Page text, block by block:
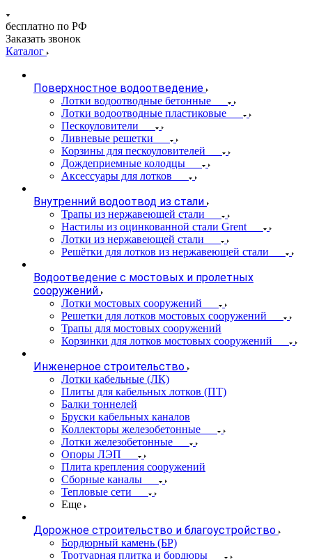
бесплатно по РФ
Заказать звонок
Каталог
Поверхностное водоотведение
Лотки водоотводные бетонные
Лотки водоотводные пластиковые
Пескоуловители
Ливневые решетки
Корзины для пескоуловителей
Дождеприемные колодцы
Аксессуары для лотков
Внутренний водоотвод из стали
Трапы из нержавеющей стали
Настилы из оцинкованной стали Grent
Лотки из нержавеющей стали
Решётки для лотков из нержавеющей стали
Водоотведение с мостовых и пролетных
сооружений
Лотки мостовых сооружений
Решетки для лотков мостовых сооружений
Трапы для мостовых сооружений
Корзинки для лотков мостовых сооружений
Инженерное строительство
Лотки кабельные (ЛК)
Плиты для кабельных лотков (ПТ)
Балки тоннелей
Бруски кабельных каналов
Коллекторы железобетонные
Лотки железобетонные
Опоры ЛЭП
Плита крепления сооружений
Сборные каналы
Тепловые сети
Еще
Дорожное строительство и благоустройство
Бордюрный камень (БР)
Тротуарная плитка и бордюры